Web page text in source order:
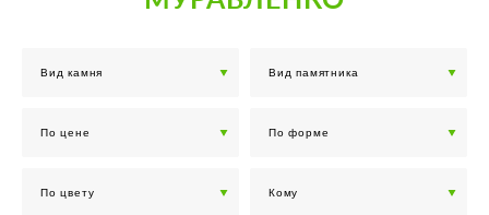
Воскресенье по договор.